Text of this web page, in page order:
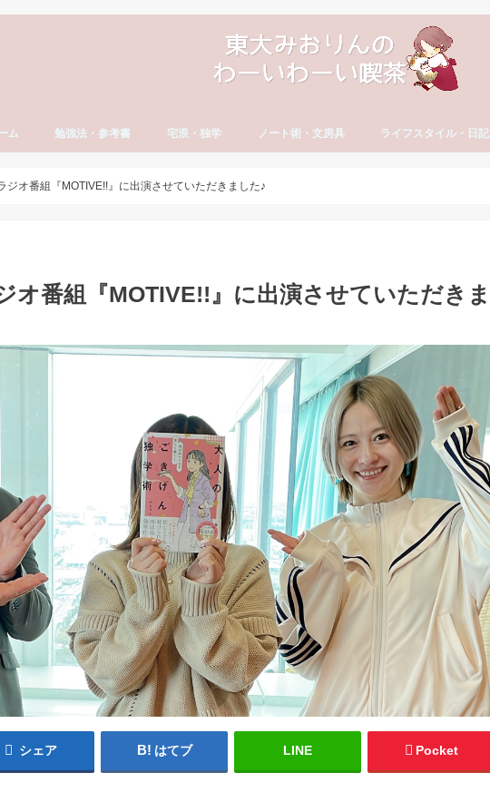
ム 勉強法・参考書 宅浪・独学 ノート術・文房具 ライフスタイル・日記
ジオ番組『MOTIVE!!』に出演させていただきました♪
オ番組『MOTIVE!!』に出演させていただきま
シェア はてブ LINE Pocket